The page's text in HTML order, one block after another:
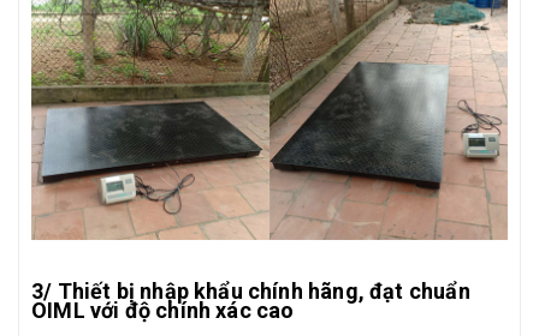
3/ Thiết bị nhập khẩu chính hãng, đạt chuẩn
OIML với độ chính xác cao